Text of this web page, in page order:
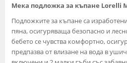
Мека подложка за къпане Lorelli
Подложките за къпане са
пяна, осигуряваща безопасно и
бебето се чувства комфортно,
предпазва от влизане на вода в